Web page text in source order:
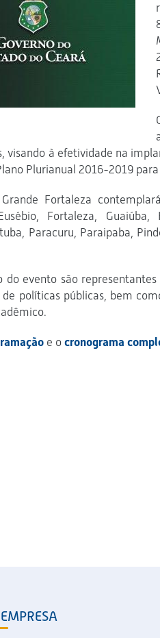
visando à efetividade na
Plurianual 2016-2019
Fortaleza
Fortaleza,
Paracuru, Paraipaba,
do evento são
de políticas públicas, bem
e o cronograma